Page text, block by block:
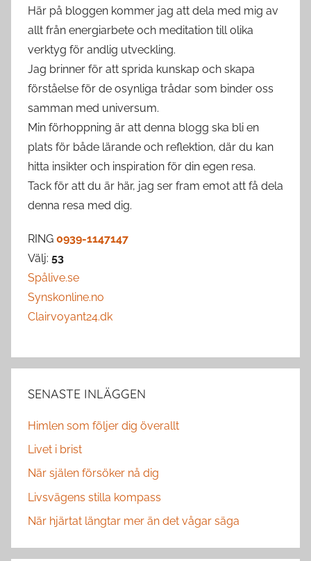
Här på bloggen kommer jag att dela med mig av
allt från energiarbete och meditation till olika
verktyg för andlig utveckling.
Jag brinner för att sprida kunskap och skapa
förståelse för de osynliga trådar som binder oss
samman med universum.
Min förhoppning är att denna blogg ska bli en
plats för både lärande och reflektion, där du kan
hitta insikter och inspiration för din egen resa.
Tack för att du är här, jag ser fram emot att få dela
denna resa med dig.
RING 0939-1147147
Välj: 53
Spålive.se
Synskonline.no
Clairvoyant24.dk
SENASTE INLÄGGEN
Himlen som följer dig överallt
Livet i brist
När själen försöker nå dig
Livsvägens stilla kompass
När hjärtat längtar mer än det vågar säga